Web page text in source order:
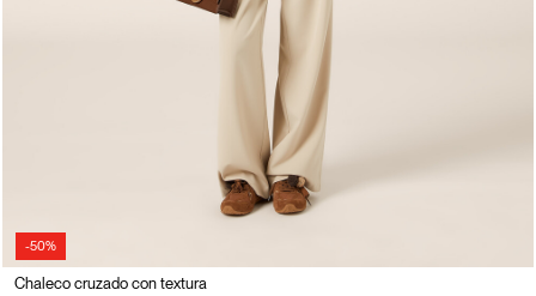
-50%
Chaleco cruzado con textura